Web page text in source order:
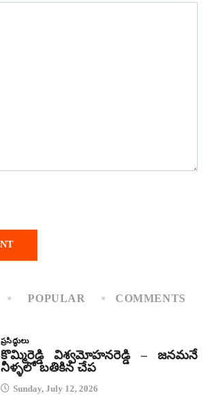
POPULAR COMMENTS
ప్రసిద్ధులు
కొమ్మిరెడ్డి విశ్వమోహనరెడ్డి – జనమనే
నీళ్ళలో బతికిన చేప
Sunday, July 12, 2026